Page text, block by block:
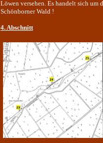
Löwen versehen. Es handelt sich um
Schönborner Wald !
4. Abschnitt